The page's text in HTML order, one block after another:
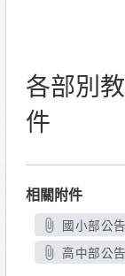
各部別
件
相關附件
國小部公
高中部公